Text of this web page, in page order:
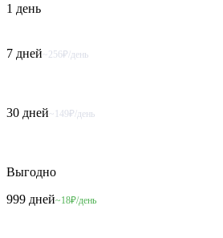
1 день
7 дней~256₽/день
30 дней~149₽/день
Выгодно
999 дней~18₽/день